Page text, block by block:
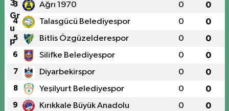
3 Ağrı 1970 0 0
4 Talasgücü Belediyespor 0 0
5 Bitlis Özgüzelderespor 0 0
6 Silifke Belediyespor 0 0
7 Diyarbekirspor 0 0
8 Yeşilyurt Belediyespor 0 0
9 Kırıkkale Büyük Anadolu 0 0